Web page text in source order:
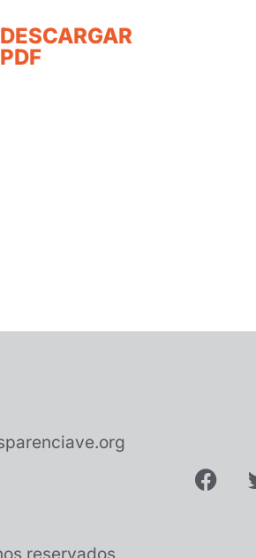
DESCARGAR
PDF